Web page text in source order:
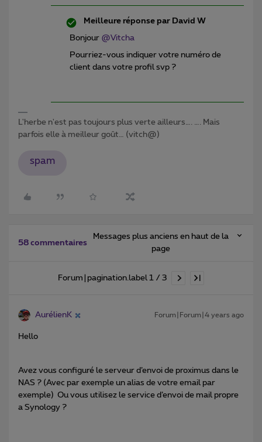
Meilleure réponse par David W
Bonjour @Vitcha
Pourriez-vous indiquer votre numéro de
client dans votre profil svp ?
L'herbe n'est pas toujours plus verte ailleurs…. …. Mais
parfois elle à meilleur goût… (vitch@)
spam
58 commentaires
Messages plus anciens en haut de la
page
Forum|pagination.label 1 / 3
AurélienK Forum|Forum|4 years ago
Hello
Avez vous configuré le serveur d’envoi de proximus dans le
NAS ? (Avec par exemple un alias de votre email par
exemple) Ou vous utilisez le service d’envoi de mail propre
a Synology ?